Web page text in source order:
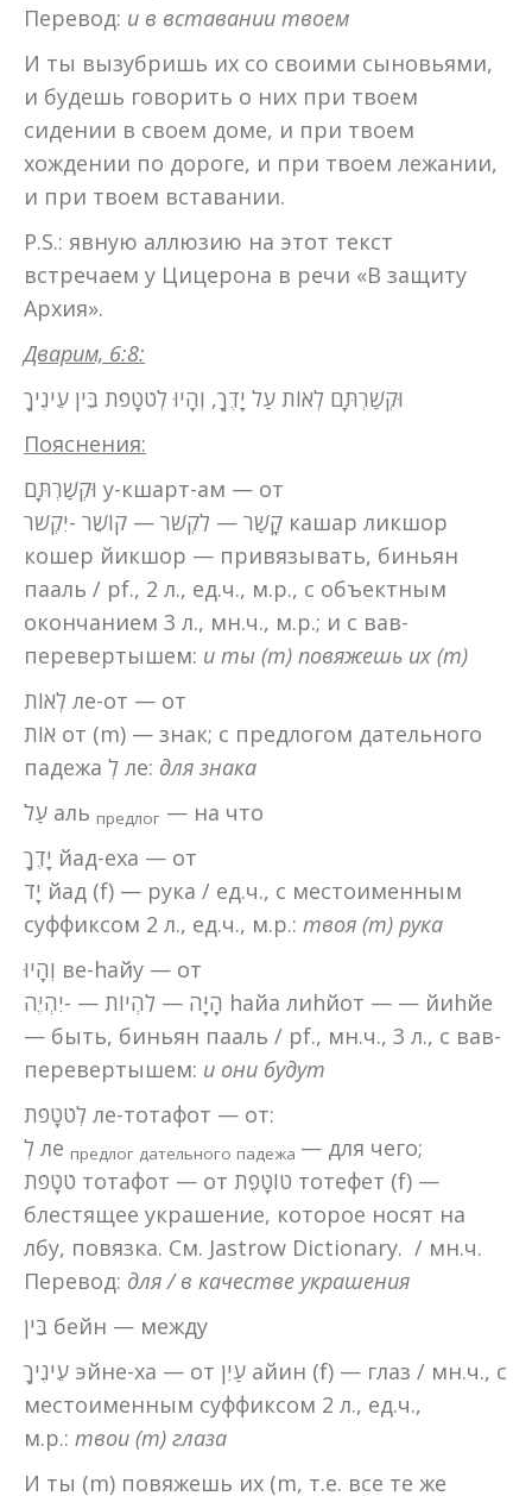
Перевод: и в вставании твоем
И ты вызубришь их со своими сыновьями,
и будешь говорить о них при твоем
сидении в своем доме, и при твоем
хождении по дороге, и при твоем лежании,
и при твоем вставании.
P.S.: явную аллюзию на этот текст
встречаем у Цицерона в речи «В защиту
Архия».
Дварим, 6:8:
וּקְשַׁרְתָּם לְאוֹת עַל יָדֶךָ, וְהָיוּ לְטֹטָפֹת בֵּין עֵינֶיךָ
Пояснения:
וּקְשַׁרְתָּם у-кшарт-ам — от
קָשַׁר — לִקְשֹׁר — קוֹשֵׁר -יִקְשֹׁר кашар ликшор
кошер йикшор — привязывать, биньян
пааль / pf., 2 л., ед.ч., м.р., с объектным
окончанием 3 л., мн.ч., м.р.; и с вав-
перевертышем: и ты (m) повяжешь их (m)
לְאוֹת ле-от — от
אוֹת от (m) — знак; с предлогом дательного
падежа לְ ле: для знака
עַל аль предлог — на что
יָדֶךָ йад-еха — от
יָד йад (f) — рука / ед.ч., с местоименным
суффиксом 2 л., ед.ч., м.р.: твоя (m) рука
וְהָיוּ ве-hайу — от
הָיָה — לִהְיוֹת — -יִהְיֶה hайа лиhйот — — йиhйе
— быть, биньян пааль / pf., мн.ч., 3 л., с вав-
перевертышем: и они будут
לְטֹטָפֹת ле-тотафот — от:
לְ ле предлог дательного падежа — для чего;
טֹטָפֹת тотафот — от טוֹטָפֶת тотефет (f) —
блестящее украшение, которое носят на
лбу, повязка. См. Jastrow Dictionary. / мн.ч.
Перевод: для / в качестве украшения
בֵּין бейн — между
עֵינֶיךָ эйне-ха — от עַיִן айин (f) — глаз / мн.ч., с
местоименным суффиксом 2 л., ед.ч.,
м.р.: твои (m) глаза
И ты (m) повяжешь их (m, т.е. все те же